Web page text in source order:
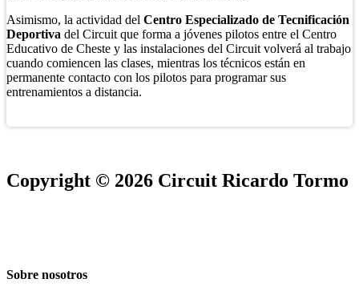
Asimismo, la actividad del Centro Especializado de Tecnificación
Deportiva del Circuit que forma a jóvenes pilotos entre el Centro
Educativo de Cheste y las instalaciones del Circuit volverá al trabajo
cuando comiencen las clases, mientras los técnicos están en
permanente contacto con los pilotos para programar sus
entrenamientos a distancia.
Copyright © 2026 Circuit Ricardo Tormo
Sobre nosotros